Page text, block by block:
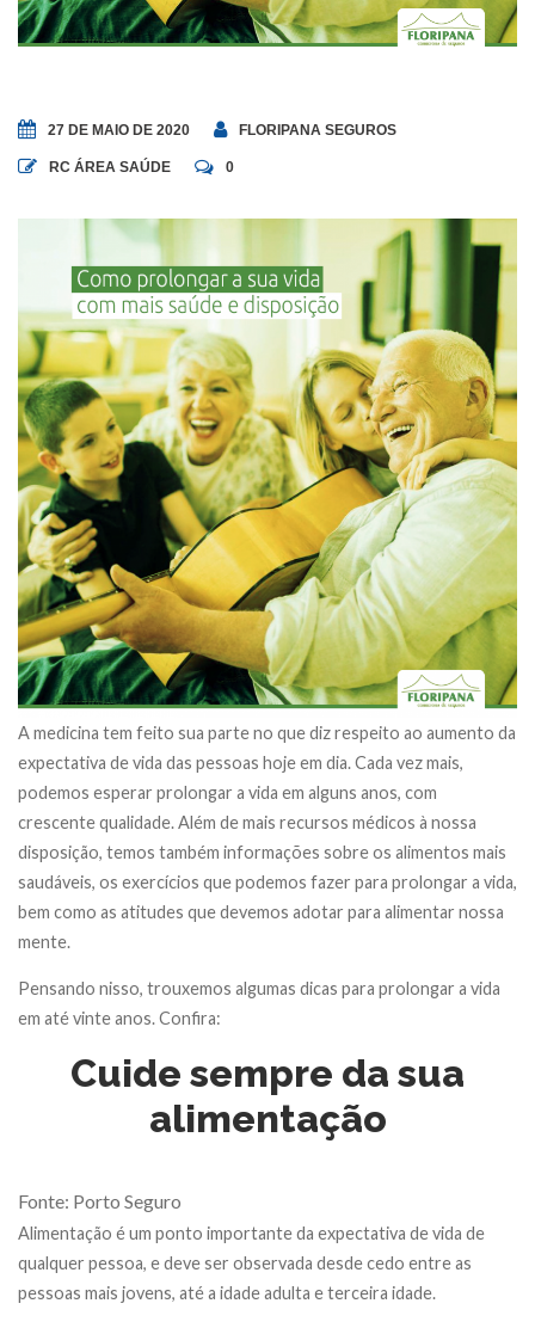
27 DE MAIO DE 2020 FLORIPANA SEGUROS
RC ÁREA SAÚDE 0
A medicina tem feito sua parte no que diz respeito ao aumento da
expectativa de vida das pessoas hoje em dia. Cada vez mais,
podemos esperar prolongar a vida em alguns anos, com
crescente qualidade. Além de mais recursos médicos à nossa
disposição, temos também informações sobre os alimentos mais
saudáveis, os exercícios que podemos fazer para prolongar a vida,
bem como as atitudes que devemos adotar para alimentar nossa
mente.
Pensando nisso, trouxemos algumas dicas para prolongar a vida
em até vinte anos. Confira:
Cuide sempre da sua
alimentação
Fonte: Porto Seguro
Alimentação é um ponto importante da expectativa de vida de
qualquer pessoa, e deve ser observada desde cedo entre as
pessoas mais jovens, até a idade adulta e terceira idade.